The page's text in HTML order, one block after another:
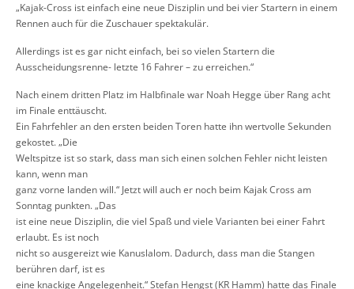
„Kajak-Cross ist einfach eine neue Disziplin und bei vierStartern in einem
Rennen auch für die Zuschauer spektakulär.
Allerdings ist es gar nichteinfach, bei so vielen Startern die
Ausscheidungsrenne- letzte 16 Fahrer–zu erreichen.“
Nach einem dritten Platz im Halbfinale war Noah Hegge über Rang acht
im Finale enttäuscht.
Ein Fahrfehler an den ersten beiden Toren hatte ihn wertvolle Sekunden
gekostet. „Die
Weltspitze ist so stark, dass man sich einen solchen Fehler nicht leisten
kann, wenn man
ganz vorne landen will.“ Jetztwill auch er noch beim Kajak Cross am
Sonntag punkten.„Das
ist eine neue Disziplin, die viel Spaß und viele Varianten bei einer Fahrt
erlaubt. Es ist noch
nicht so ausgereizt wie Kanuslalom. Dadurch, dass man die Stangen
berühren darf, ist es
eine knackige Angelegenheit.“Stefan Hengst(KR Hamm) hatte das Finale